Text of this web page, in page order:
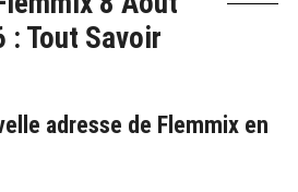
: Tout Savoir
adresse de Flemmix en